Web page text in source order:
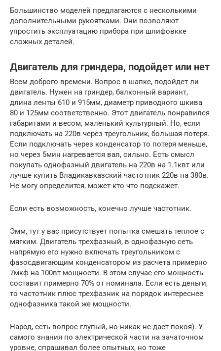
Большинство моделей предлагаются с несколькими
дополнительными рукоятками. Они позволяют
упростить эксплуатацию прибора при шлифовкке
сложных деталей.
Двигатель для гриндера, подойдет или нет
Всем доброго времени. Вопрос в шапке, подойдет ли
двигатель. Нужен на гриндер, балконный вариант,
длина ленты 610 и 915мм, диаметр приводного шкива
80 и 125мм соответственно. Этот двигатель понравился
габаритами и весом, маленький культурный. Но, если
подключать на 220в через треугольник, большая потеря.
Если подключать через конденсатор то потеря меньше,
но через 5мин нагревается вал, сильно. Есть смысл
покупать однофазный двигатель на 220в на 1.1квт или
лучше купить Владикавказский частотник 220в на 380в.
Не могу определится, может кто что подскажет.
Если есть возможность, конечно лучше частотник.
Эмм, тут у вас присутствует попытка смешать теплое с
мягким. Двигатель трехфазный, в однофазную сеть
напрямую его нужно включать треугольником с
фазосдвигающим конденсатором из расчета примерно
7мкф на 100вт мощности. В этом случае его мощность
составит примерно 70% от номинала. Если есть деньги,
то частотник плюс трехфазник на порядок интереснее
однофазника такой же мощности.
Народ, есть вопрос глупый, но никак не дает покоя). У
самого знания по электрической части на зачаточном
уровне, спрашивал более опытных, но тоже